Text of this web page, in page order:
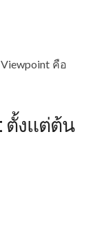
คือ
ตั้งแต่ต้น